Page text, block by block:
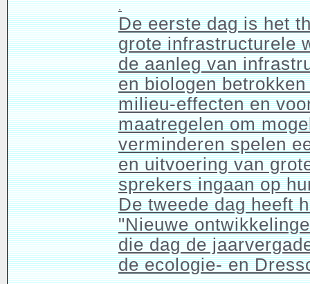
.
De eerste dag is het
grote infrastructurele
de aanleg van
en biologen
milieu-effecten en
maatregelen om
verminderen spelen
en uitvoering van
sprekers ingaan op
De tweede dag heeft
"Nieuwe
die dag de
de ecologie- en